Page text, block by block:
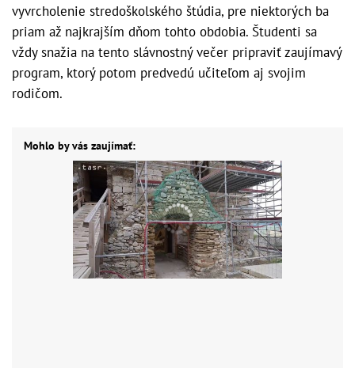
vyvrcholenie stredoškolského štúdia, pre niektorých ba
priam až najkrajším dňom tohto obdobia. Študenti sa
vždy snažia na tento slávnostný večer pripraviť zaujímavý
program, ktorý potom predvedú učiteľom aj svojim
rodičom.
Mohlo by vás zaujímať: